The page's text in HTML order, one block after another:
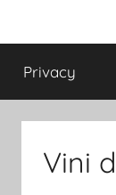
Privacy
Vini